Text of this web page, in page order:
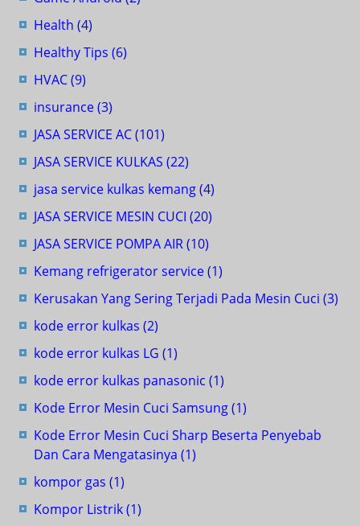
Health (4)
Healthy Tips (6)
HVAC(9)
insurance(3)
JASA SERVICE AC(101)
JASA SERVICE KULKAS (22)
jasa service kulkas kemang(4)
JASA SERVICE MESIN CUCI (20)
JASA SERVICE POMPA AIR(10)
Kemang refrigerator service(1)
Kerusakan Yang Sering Terjadi Pada Mesin Cuci (3)
kode error kulkas (2)
kode error kulkas LG (1)
kode error kulkas panasonic (1)
Kode Error Mesin Cuci Samsung(1)
Kode Error Mesin Cuci Sharp Beserta Penyebab
Dan Cara Mengatasinya (1)
kompor gas (1)
Kompor Listrik(1)